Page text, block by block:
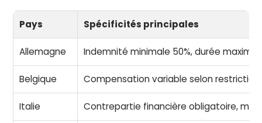
Pays Spécificités principales
Allemagne Indemnité minimale 50%, durée
Belgique Compensation variable selon
Italie Contrepartie financière obligatoire,